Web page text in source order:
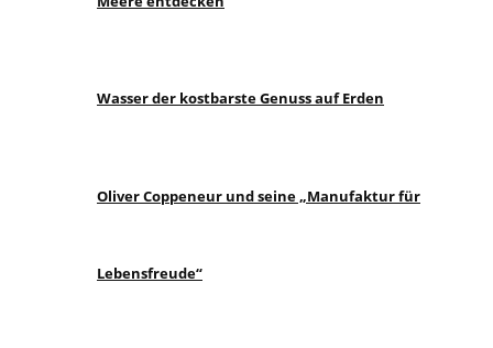
Wasser der kostbarste Genuss auf Erden
Oliver Coppeneur und seine „Manufaktur für
Lebensfreude“